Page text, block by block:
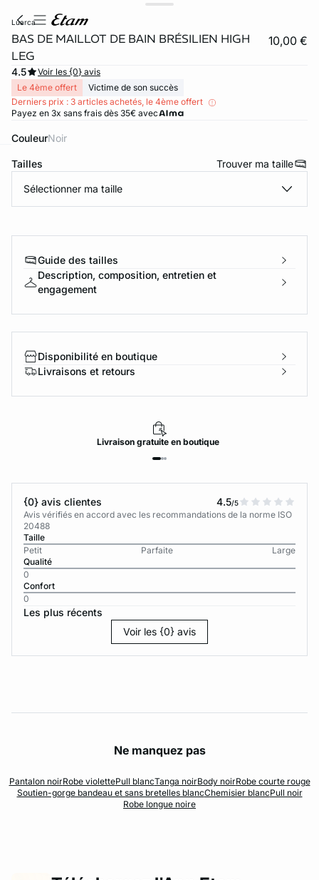
luarca
BAS DE MAILLOT DE BAIN BRÉSILIEN HIGH
LEG
10,00 €
4.5
Voir les {0} avis
Le 4ème offert
Victime de son succès
Derniers prix : 3 articles achetés, le 4ème offert
Payez en 3x sans frais dès 35€ avec
Couleur noir
Tailles Trouver ma taille
Sélectionner ma taille
Guide des tailles
Description, composition, entretien et
engagement
Disponibilité en boutique
Livraisons et retours
Livraisongratuiteen boutique
{0} avis clientes 4.5/5
Avis vérifiés en accord avec les recommandations de la norme ISO
20488
Taille
Petit
Parfaite
Large
Qualité
0
Confort
0
Les plus récents
Voir les {0} avis
Ne manquez pas
Pantalon noirRobe violettePull blancTanga noirBody noirRobe courte rouge
Soutien-gorge bandeau et sans bretelles blancChemisier blancPull noir
Robe longue noire